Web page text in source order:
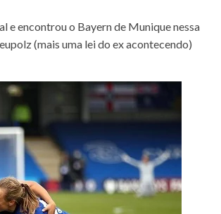
e encontrou o Bayern de Munique nessa
(mais uma lei do ex acontecendo)